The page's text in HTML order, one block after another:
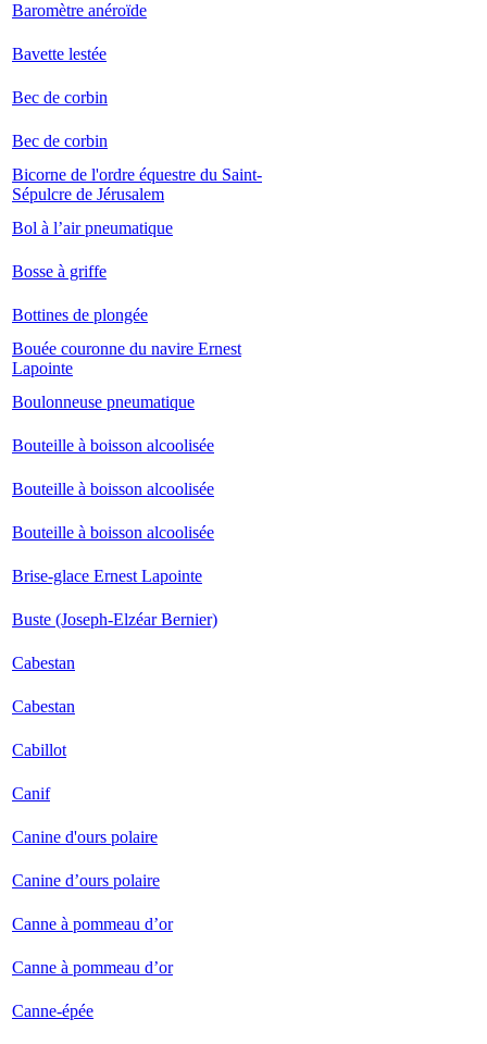
Baromètre anéroïde
Bavette lestée
Bec de corbin
Bec de corbin
Bicorne de l'ordre équestre du Saint-
Sépulcre de Jérusalem
Bol à l’air pneumatique
Bosse à griffe
Bottines de plongée
Bouée couronne du navire Ernest
Lapointe
Boulonneuse pneumatique
Bouteille à boisson alcoolisée
Bouteille à boisson alcoolisée
Bouteille à boisson alcoolisée
Brise-glace Ernest Lapointe
Buste (Joseph-Elzéar Bernier)
Cabestan
Cabestan
Cabillot
Canif
Canine d'ours polaire
Canine d’ours polaire
Canne à pommeau d’or
Canne à pommeau d’or
Canne-épée